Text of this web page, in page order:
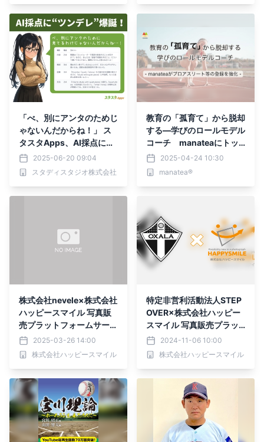
「べ、別にアンタのためじ
ゃないんだからね！」 ス
タスタApps、AI採点に
「ツンデレ家庭教師」実装
2025-06-20 09:04
スタディスタジオ株式会社
教育の「孤育て」から脱却
する—学びのロールモデル
コーチ manateaにトッ
プアスリート等が続々参画
2025-04-24 10:30
manatea®
株式会社nevele×株式会社
ハッピースマイル 写真販
売プラットフォームサービ
ス「みんなのおもいで .co
m」導入契約を締結
2025-03-26 14:00
株式会社ハッピースマイル
特定非営利活動法人STEP
OVER×株式会社ハッピー
スマイル 写真販売プラッ
トフォームサービス「みん
なのおもいで .com」導入
契約を締結
2024-11-06 10:00
株式会社ハッピースマイル